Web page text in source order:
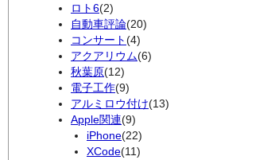
ロト6(2)
自動車評論(20)
コンサート(4)
アクアリウム(6)
秋葉原(12)
電子工作(9)
アルミロウ付け(13)
Apple関連(9)
iPhone(22)
XCode(11)